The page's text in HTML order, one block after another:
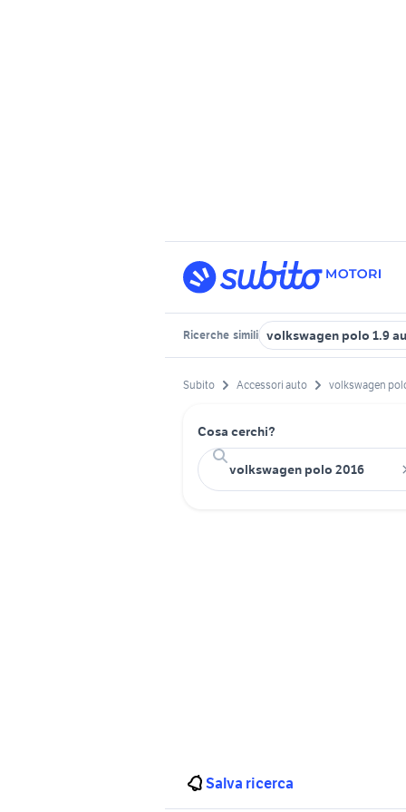
Ricerche simili volkswagen polo 1.9
Subito Accessori auto volkswagen
Cosa cerchi?
Salva ricerca